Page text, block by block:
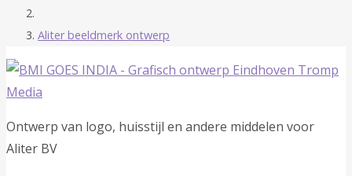
Aliter beeldmerk ontwerp
Ontwerp van logo, huisstijl en andere middelen voor
Aliter BV